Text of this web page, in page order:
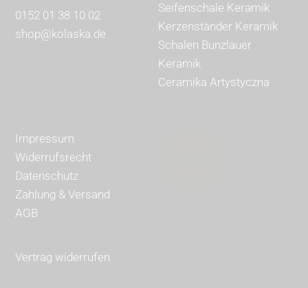
0152 01 38 10 02
shop@kolaska.de
Seifenschale Keramik
Kerzenständer Keramik
Schalen Bunzlauer
Keramik
Ceramika Artystyczna
Impressum
Widerrufsrecht
Datenschutz
Zahlung & Versand
AGB
Vertrag widerrufen